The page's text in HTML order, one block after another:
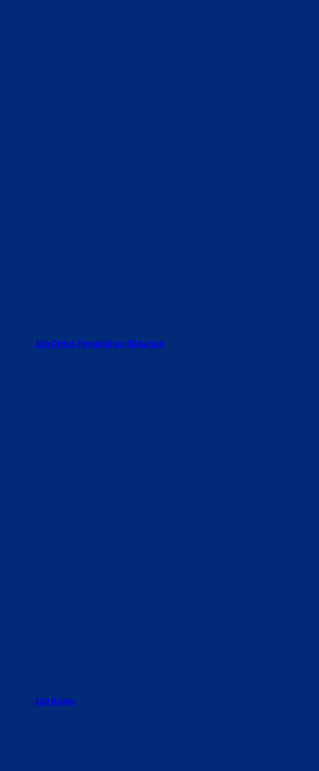
Job Order Pengolahan Makanan
Job Kaigo